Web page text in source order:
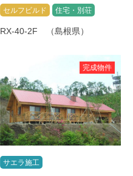
セルフビルド 住宅・別荘
RX-40-2F （島根県）
完成物件
サエラ施工